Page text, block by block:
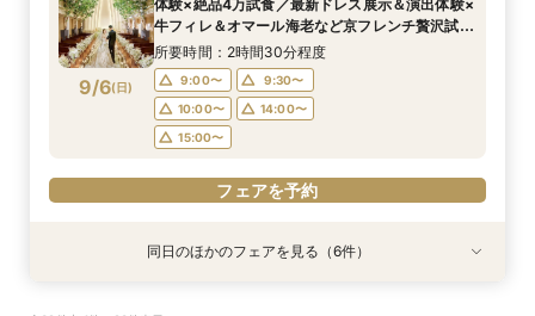
9/5(土)
14:00〜
フェアを予約
9/5(土)
14:00〜
15:00〜
フェアを予約
9/5(土)
14:00〜
15:00〜
16:00〜
フェアを予約
9/5(土)
14:00〜
15:00〜
17:00〜
フェアを予約
9/5(土)
フェアを予約
9/5(土)
14:00〜
15:00〜
17:00〜
フェアを予約
9/6(日)
体験×絶品4万試食／最新ドレス展示＆演出体験×
牛フィレ＆オマール海老など京フレンチ贅沢試食
付きBIGブライダルフェア
所要時間：2時間30分程度
9:00〜
9:30〜
10:00〜
14:00〜
15:00〜
フェアを予約
特典あり
衣装試着 特典あり
衣装試着 特典あり
特典あり
衣装試着 特典あり
同日のほかのフェアを見る（6件）